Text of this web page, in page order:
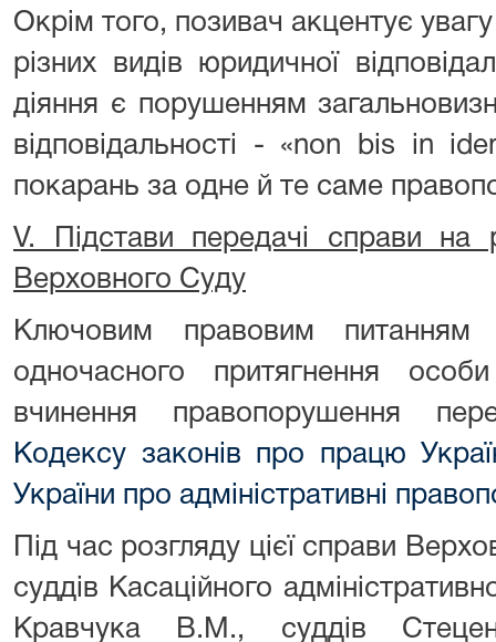
Окрім того, позивач акцентує
різних видів юридичної
діяння є порушенням
відповідальності - «non bis in
покарань за одне й те саме
V. Підстави передачі справи на
Верховного Суду
Ключовим правовим
одночасного притягнення
вчинення правопорушення
Кодексу законів про працю
України про адміністративні
Під час розгляду цієї справи
суддів Касаційного
Кравчука В.М., суддів